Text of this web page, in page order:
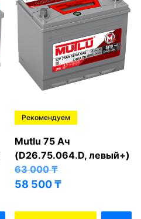
Рекомендуем
Mutlu 75 Ач
(D26.75.064.D, левый+)
63 000₸
58 500₸